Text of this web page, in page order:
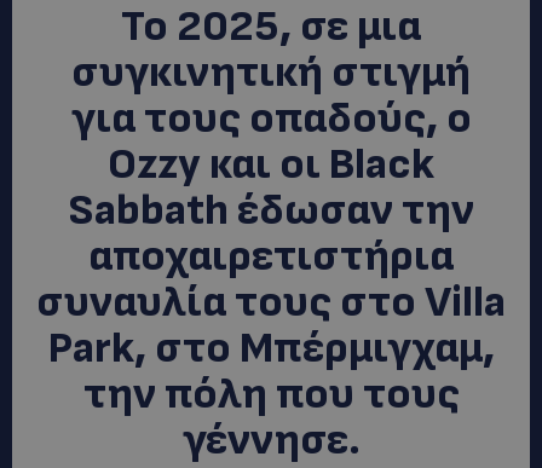
Το 2025, σε μια
συγκινητική στιγμή
για τους οπαδούς, ο
Ozzy και οι Black
Sabbath έδωσαν την
αποχαιρετιστήρια
συναυλία τους στο Villa
Park, στο Μπέρμιγχαμ,
την πόλη που τους
γέννησε.